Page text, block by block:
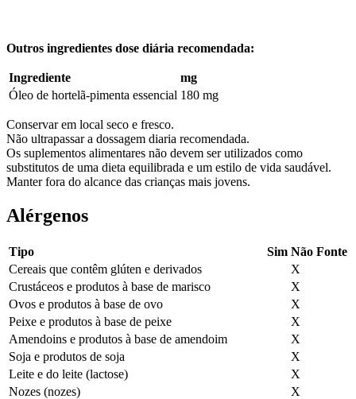
Outros ingredientes dose diária recomendada:
Ingrediente
mg
Óleo de hortelã-pimenta essencial 180 mg
Conservar em local seco e fresco.
Não ultrapassar a dossagem diaria recomendada.
Os suplementos alimentares não devem ser utilizados como
substitutos de uma dieta equilibrada e um estilo de vida saudável.
Manter fora do alcance das crianças mais jovens.
Alérgenos
Tipo Sim Não Fonte
Cereais que contêm glúten e derivados
X
Crustáceos e produtos à base de marisco
X
Ovos e produtos à base de ovo
X
Peixe e produtos à base de peixe
X
Amendoins e produtos à base de amendoim
X
Soja e produtos de soja
X
Leite e do leite (lactose)
X
Nozes (nozes)
X